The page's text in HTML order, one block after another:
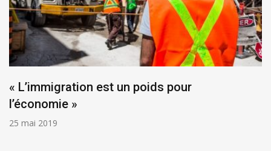
« L’immigration est un poids pour
l’économie »
25 mai 2019